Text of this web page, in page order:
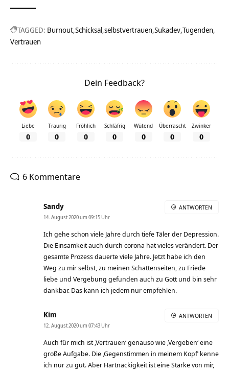
TAGGED: Burnout Schicksal selbstvertrauen Sukadev Tugenden
Vertrauen
Dein Feedback?
Liebe
0
Traurig
0
Fröhlich
0
Schläfrig
0
Wütend
0
Überrascht
0
Zwinker
0
6 Kommentare
Sandy
14. August 2020 um 09:15 Uhr
Ich gehe schon viele Jahre durch tiefe Täler der Depression.
Die Einsamkeit auch durch corona hat vieles verändert. Der
gesamte Prozess dauerte viele Jahre. Jetzt habe ich den
Weg zu mir selbst, zu meinen Schattenseiten, zu Friede
liebe und Vergebung gefunden auch zu Gott und bin sehr
dankbar. Das kann ich jedem nur empfehlen.
ANTWORTEN
Kim
12. August 2020 um 07:43 Uhr
Auch für mich ist ‚Vertrauen‘ genauso wie ‚Vergeben‘ eine
große Aufgabe. Die ‚Gegenstimmen in meinem Kopf‘ kenne
ich nur zu gut. Aber Hartnäckigkeit ist eine Stärke von mir,
ANTWORTEN